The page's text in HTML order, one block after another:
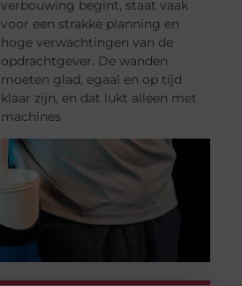
verbouwing begint, staat vaak
voor een strakke planning en
hoge verwachtingen van de
opdrachtgever. De wanden
moeten glad, egaal en op tijd
klaar zijn, en dat lukt alleen met
machines